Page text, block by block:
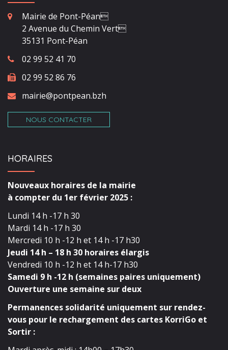
Mairie de Pont-Péan
2 Avenue du Chemin Vert
35131 Pont-Péan
02 99 52 41 70
02 99 52 86 76
mairie@pontpean.bzh
NOUS CONTACTER
HORAIRES
Nouveaux horaires de la mairie
à compter du 1er février 2025 :
Lundi 14 h -17 h 30
Mardi 14 h -17 h 30
Mercredi 10 h -12 h et 14 h -17 h30
Jeudi 14 h – 18 h 30 horaires élargis
Vendredi 10 h -12 h et 14 h-17 h30
Samedi 9 h -12 h (semaines paires uniquement)
Ouverture une semaine sur deux
Permanences solidarité uniquement sur rendez-
vous pour le rechargement des cartes KorriGo et
Sortir :